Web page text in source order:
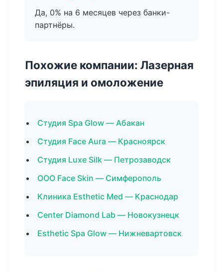
Да, 0% на 6 месяцев через банки-
партнёры.
Похожие компании: Лазерная
эпиляция и омоложение
Студия Spa Glow — Абакан
Студия Face Aura — Красноярск
Студия Luxe Silk — Петрозаводск
ООО Face Skin — Симферополь
Клиника Esthetic Med — Краснодар
Center Diamond Lab — Новокузнецк
Esthetic Spa Glow — Нижневартовск